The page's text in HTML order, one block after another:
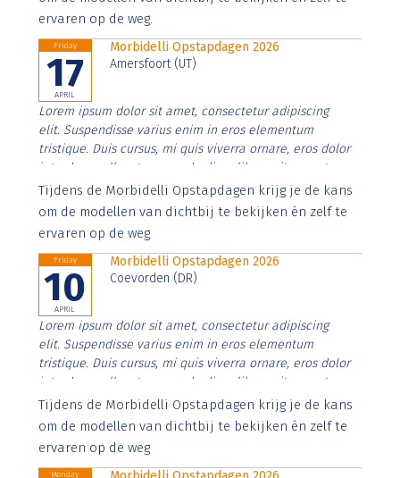
ervaren op de weg.
Friday
17
APRIL
Morbidelli Opstapdagen 2026
Amersfoort (UT)
Lorem ipsum dolor sit amet, consectetur adipiscing
elit. Suspendisse varius enim in eros elementum
tristique. Duis cursus, mi quis viverra ornare, eros dolor
interdum nulla, ut commodo diam libero vitae erat.
Aenean faucibus nibh et justo cursus id rutrum lorem
imperdiet. Nunc ut sem vitae risus tristique posuere.
Tijdens de Morbidelli Opstapdagen krijg je de kans
om de modellen van dichtbij te bekijken én zelf te
ervaren op de weg
Friday
10
APRIL
Morbidelli Opstapdagen 2026
Coevorden (DR)
Lorem ipsum dolor sit amet, consectetur adipiscing
elit. Suspendisse varius enim in eros elementum
tristique. Duis cursus, mi quis viverra ornare, eros dolor
interdum nulla, ut commodo diam libero vitae erat.
Aenean faucibus nibh et justo cursus id rutrum lorem
imperdiet. Nunc ut sem vitae risus tristique posuere.
Tijdens de Morbidelli Opstapdagen krijg je de kans
om de modellen van dichtbij te bekijken én zelf te
ervaren op de weg
Monday